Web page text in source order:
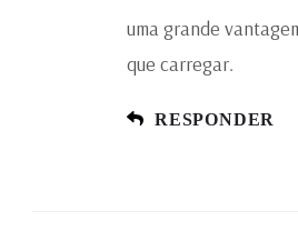
uma grande
que carregar.
RESPONDER